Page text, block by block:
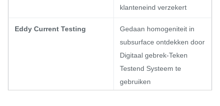
klanteneind verzekert
Eddy Current Testing
Gedaan homogeniteit in
subsurface ontdekken door
Digitaal gebrek-Teken
Testend Systeem te
gebruiken